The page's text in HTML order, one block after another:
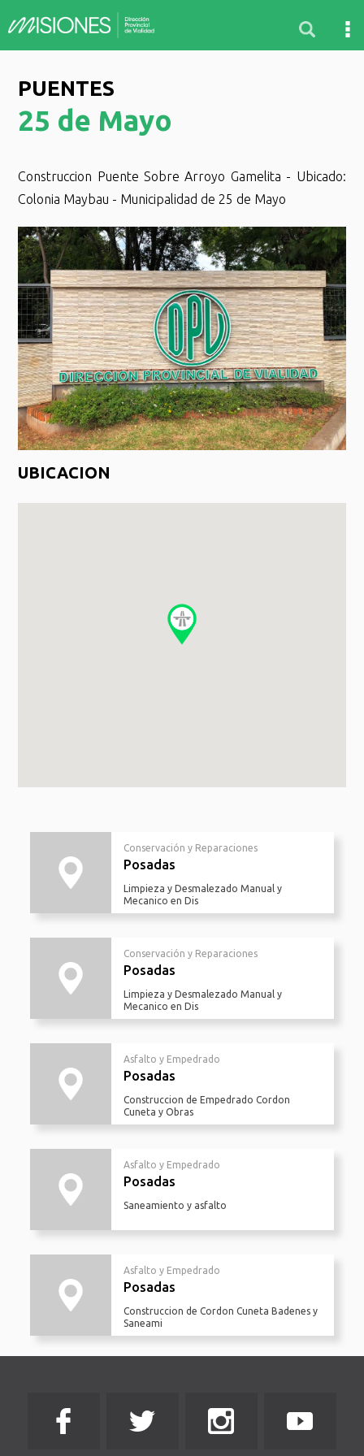
PUENTES
25 de Mayo
Construccion Puente Sobre Arroyo Gamelita - Ubicado:
Colonia Maybau - Municipalidad de 25 de Mayo
UBICACION
Conservación y Reparaciones
Posadas
Limpieza y Desmalezado Manual y
Mecanico en Dis
Conservación y Reparaciones
Posadas
Limpieza y Desmalezado Manual y
Mecanico en Dis
Asfalto y Empedrado
Posadas
Construccion de Empedrado Cordon
Cuneta y Obras
Asfalto y Empedrado
Posadas
Saneamiento y asfalto
Asfalto y Empedrado
Posadas
Construccion de Cordon Cuneta Badenes y
Saneami